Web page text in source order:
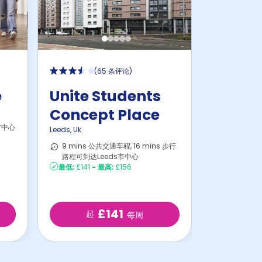
心
(65 条评论)
Unite Students
Concept Place
Leeds,Uk
9 mins 公共交通车程, 16 mins 步行
路程可到达Leeds市中心
最低: £141 - 最高: £156
起 £141 每周